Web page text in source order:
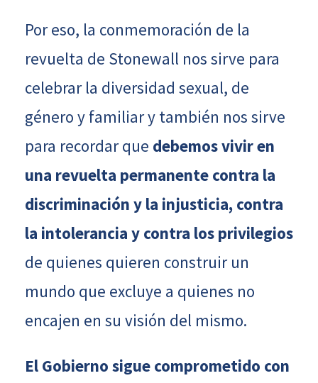
Por eso, la conmemoración de la
revuelta de Stonewall nos sirve para
celebrar la diversidad sexual, de
género y familiar y también nos sirve
para recordar que debemos vivir en
una revuelta permanente contra la
discriminación y la injusticia, contra
la intolerancia y contra los privilegios
de quienes quieren construir un
mundo que excluye a quienes no
encajen en su visión del mismo.
El Gobierno sigue comprometido con